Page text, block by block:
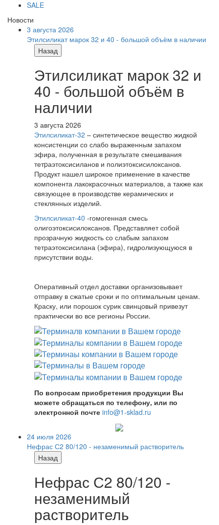
SALE
Новости
3 августа 2026
Этилсиликат марок 32 и 40 - большой объём в наличии
Назад
Этилсиликат марок 32 и
40 - большой объём в
наличии
3 августа 2026
Этилсиликат-32 – синтетическое вещество жидкой
консистенции со слабо выраженным запахом
эфира, полученная в результате смешивания
тетpаэтоксисиланов и полиэтоксисилоксанов.
Продукт нашел широкое применение в качестве
компонента лакокрасочных материалов, а также как
связующее в производстве керамических и
стеклянных изделий.
Этилсиликат-40 -гомогенная смесь
олигоэтоксисилоксанов. Представляет собой
прозрачную жидкость со слабым запахом
тетраэтоксисилана (эфира), гидролизующуюся в
присутствии воды.
Оперативный отдел доставки организовывает
отправку в сжатые сроки и по оптимальным ценам.
Краску, или порошок сурик свинцовый привезут
практически во все регионы России.
По вопросам приобретения продукции Вы
можете обращаться по телефону, или по
электронной почте info@1-sklad.ru
24 июля 2026
Нефрас С2 80/120 - незаменимый растворитель
Назад
Нефрас С2 80/120 -
незаменимый
растворитель